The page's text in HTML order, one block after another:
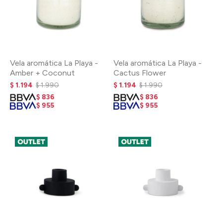
Vela aromática La Playa -
Amber + Coconut
$ 1.194 $1.990
$ 836
$ 955
Vela aromática La Playa -
Cactus Flower
$ 1.194 $1.990
$ 836
$ 955